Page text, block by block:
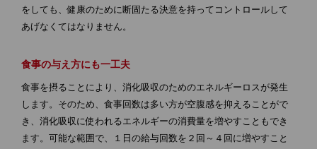
をしても、健康のために断固たる決意を持ってコントロールして
あげなくてはなりません。
食事の与え方にも一工夫
食事を摂ることにより、消化吸収のためのエネルギーロスが発生
します。そのため、食事回数は多い方が空腹感を抑えることがで
き、消化吸収に使われるエネルギーの消費量を増やすこともでき
ます。可能な範囲で、１日の給与回数を２回～４回に増やすこと